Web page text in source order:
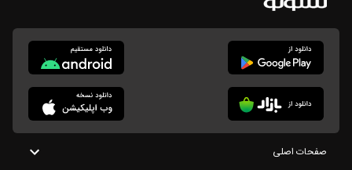
صفحات اصلی